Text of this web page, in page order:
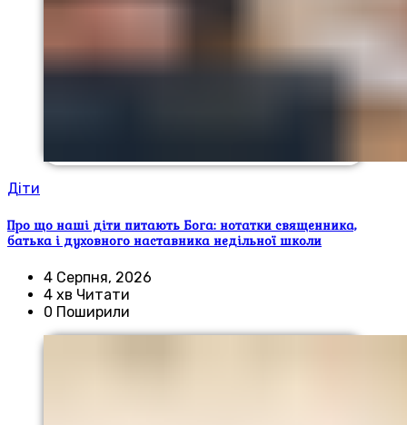
Діти
Про що наші діти питають Бога: нотатки священника,
батька і духовного наставника недільної школи
4 Серпня, 2026
4 хв Читати
0 Поширили